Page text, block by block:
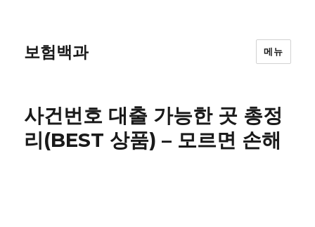
보험백과 메뉴
사건번호 대출 가능한 곳 총정
리(BEST 상품) – 모르면 손해